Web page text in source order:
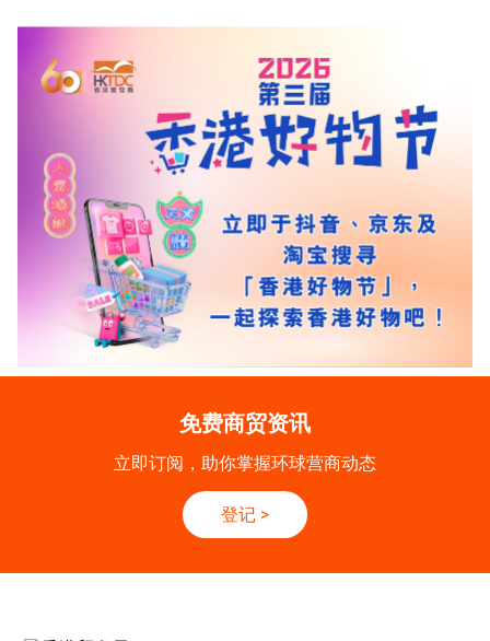
免费商贸资讯
立即订阅，助你掌握环球营商动态
登记 >